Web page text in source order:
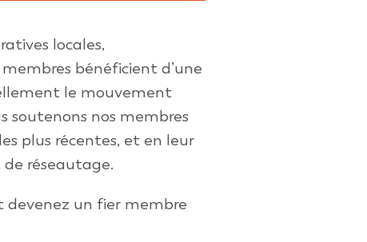
locales,
bénéficient d’une
le mouvement
nos membres
plus récentes, et en leur
réseautage.
devenez un fier membre